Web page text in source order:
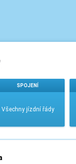
SPOJENÍ
Všechny jízdní řády